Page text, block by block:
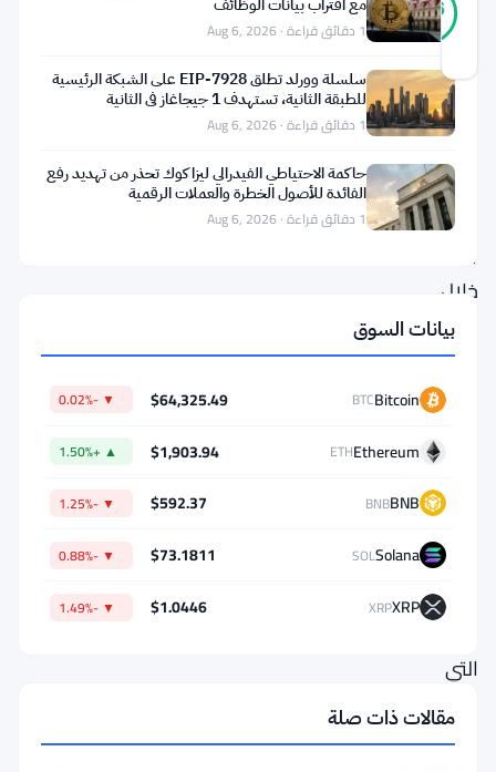
96
%
حقيقي
أصوات
تراجع
XRP
بنسبة
خلال
الشهر
الماضي.
يقف
$1.10،
الأموال
التي
كانت
تدعمه
مع اقتراب بيانات الوظائف
1 دقائق قراءة · Aug 6, 2026
سلسلة وورلد تطلق EIP-7928 على الشبكة الرئيسية
للطبقة الثانية، تستهدف 1 جيجاغاز في الثانية
1 دقائق قراءة · Aug 6, 2026
حاكمة الاحتياطي الفيدرالي ليزا كوك تحذر من تهديد رفع
الفائدة للأصول الخطرة والعملات الرقمية
1 دقائق قراءة · Aug 6, 2026
بيانات السوق
Bitcoin
BTC
$64,325.49
▼ -0.02%
Ethereum
ETH
$1,903.94
▲ +1.50%
BNB
BNB
$592.37
▼ -1.25%
Solana
SOL
$73.1811
▼ -0.88%
XRP
XRP
$1.0446
▼ -1.49%
مقالات ذات صلة